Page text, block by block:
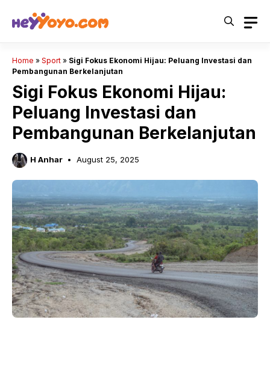
Home » Sport » Sigi Fokus Ekonomi Hijau: Peluang Investasi dan
Pembangunan Berkelanjutan
Sigi Fokus Ekonomi Hijau:
Peluang Investasi dan
Pembangunan Berkelanjutan
H Anhar August 25, 2025